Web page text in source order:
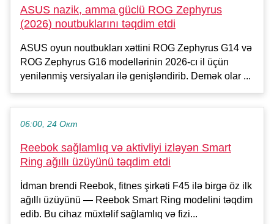
ASUS nazik, amma güclü ROG Zephyrus
(2026) noutbuklarını təqdim etdi
ASUS oyun noutbukları xəttini ROG Zephyrus G14 və
ROG Zephyrus G16 modellərinin 2026-cı il üçün
yenilənmiş versiyaları ilə genişləndirib. Demək olar ...
06:00, 24 Окт
Reebok sağlamlıq və aktivliyi izləyən Smart
Ring ağıllı üzüyünü təqdim etdi
İdman brendi Reebok, fitnes şirkəti F45 ilə birgə öz ilk
ağıllı üzüyünü — Reebok Smart Ring modelini təqdim
edib. Bu cihaz müxtəlif sağlamlıq və fizi...